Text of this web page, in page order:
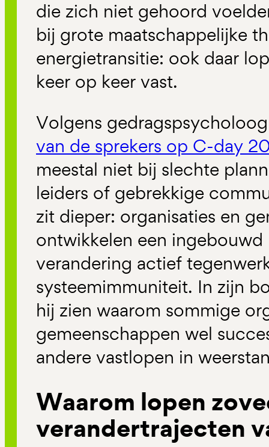
die zich niet gehoord
bij grote maatschappelijke
energietransitie: ook daar
keer op keer vast.
Volgens
van de sprekers op C-day
meestal niet bij slechte
leiders of gebrekkige
zit dieper: organisaties en
ontwikkelen een ingebouwd
verandering actief
systeemimmuniteit. In zijn
hij zien waarom sommige
gemeenschappen wel
andere vastlopen in
Waarom lopen
verandertrajecten